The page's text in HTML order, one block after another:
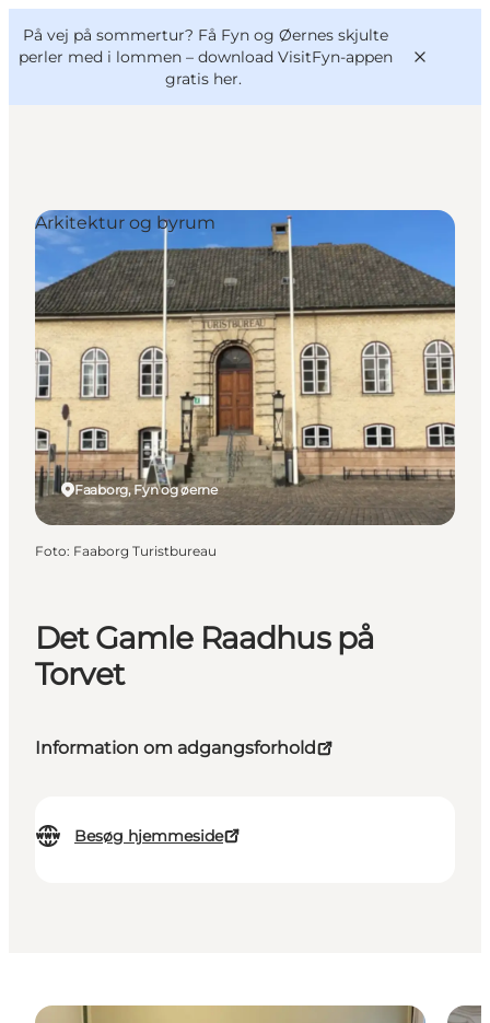
På vej på sommertur? Få Fyn og Øernes skjulte
perler med i lommen – download VisitFyn-appen
gratis her.
Oplevelser
Outdoor
Mad og drikke
Overnatning
Book lokale oplevelser
VisitFyn
Deutsch
Det Gamle Raadhus på
Torvet
Information om adgangsforhold
Besøg hjemmeside
Faaborg, Fyn og øerne
Arkitektur og byrum
Foto: Faaborg Turistbureau